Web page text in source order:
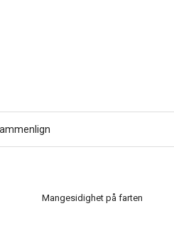
Mangesidighet på farten